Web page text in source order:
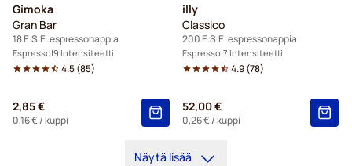
Gimoka
Gran Bar
18 E.S.E. espressonappia
Espresso 9 Intensiteetti
4.5(85)
2,85 €
0,16 €/ kuppi
illy
Classico
200 E.S.E. espressonappia
Espresso 7 Intensiteetti
4.9(78)
52,00 €
0,26 €/ kuppi
Näytä lisää